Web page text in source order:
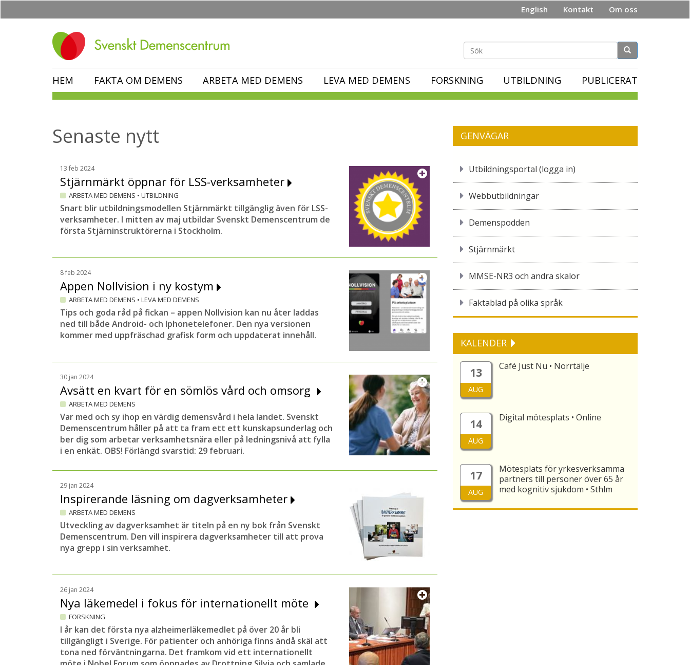
English Kontakt Om oss
Sökformulär
HEM FAKTA OM DEMENS ARBETA MED DEMENS LEVA MED DEMENS FORSKNING UTBILDNING PUBLICERAT
Senaste nytt
13 feb 2024
Stjärnmärkt öppnar för LSS-verksamheter
ARBETA MED DEMENS • UTBILDNING
Snart blir utbildningsmodellen Stjärnmärkt tillgänglig även för LSS-
verksamheter. I mitten av maj utbildar Svenskt Demenscentrum de
första Stjärninstruktörerna i Stockholm.
8 feb 2024
Appen Nollvision i ny kostym
ARBETA MED DEMENS • LEVA MED DEMENS
Tips och goda råd på fickan – appen Nollvision kan nu åter laddas
ned till både Android- och Iphonetelefoner. Den nya versionen
kommer med uppfräschad grafisk form och uppdaterat innehåll.
30 jan 2024
Avsätt en kvart för en sömlös vård och omsorg
ARBETA MED DEMENS
Var med och sy ihop en värdig demensvård i hela landet. Svenskt
Demenscentrum håller på att ta fram ett ett kunskapsunderlag och
ber dig som arbetar verksamhetsnära eller på ledningsnivå att fylla
i en enkät. OBS! Förlängd svarstid: 29 februari.
29 jan 2024
Inspirerande läsning om dagverksamheter
ARBETA MED DEMENS
Utveckling av dagverksamhet är titeln på en ny bok från Svenskt
Demenscentrum. Den vill inspirera dagverksamheter till att prova
nya grepp i sin verksamhet.
26 jan 2024
Nya läkemedel i fokus för internationellt möte
FORSKNING
I år kan det första nya alzheimerläkemedlet på över 20 år bli
tillgängligt i Sverige. För patienter och anhöriga finns ändå skäl att
tona ned förväntningarna. Det framkom vid ett internationellt
GENVÄGAR
Utbildningsportal (logga in)
Webbutbildningar
Demenspodden
Stjärnmärkt
MMSE-NR3 och andra skalor
Faktablad på olika språk
KALENDER
13
AUG
Café Just Nu • Norrtälje
14
AUG
Digital mötesplats • Online
17
AUG
Mötesplats för yrkesverksamma
partners till personer över 65 år
med kognitiv sjukdom • Sthlm